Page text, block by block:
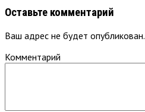
Оставьте комментарий
Ваш адрес не будет опубликован.
Комментарий